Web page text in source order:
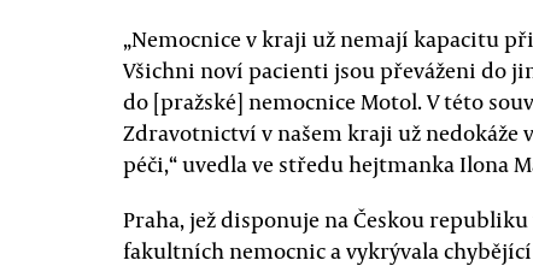
„Nemocnice v kraji už nemají kapacitu
Všichni noví pacienti jsou převáženi do
do [pražské] nemocnice Motol. V této
Zdravotnictví v našem kraji už
péči,“ uvedla ve středu hejtmanka Ilona
Praha, jež disponuje na Českou
fakultních nemocnic a vykrývala